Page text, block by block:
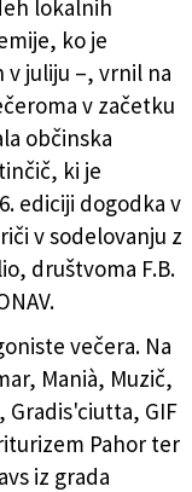
lokalnih
ko je
juliju –, vrnil na
v začetku
občinska
ki je
ediciji dogodka v
v sodelovanju z
društvoma F.B.
večera. Na
Manià, Muzič,
Gradis'ciutta, GIF
Pahor ter
iz grada